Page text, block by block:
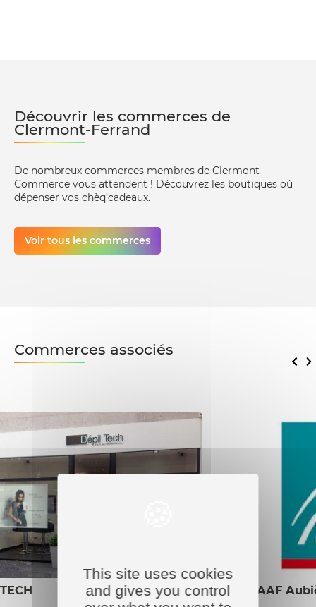
This site uses cookies
and gives you control
Découvrir les commerces de
Clermont-Ferrand
De nombreux commerces membres de Clermont
Commerce vous attendent ! Découvrez les boutiques où
dépenser vos chèq’cadeaux.
Voir tous les commerces
Commerces associés
MAAF